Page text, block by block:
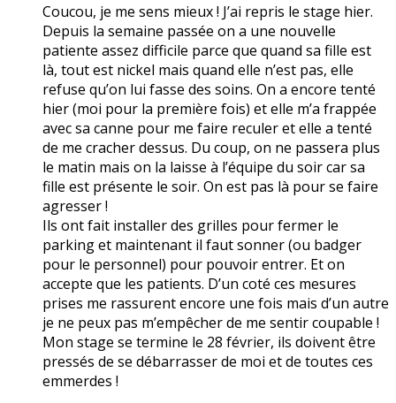
Coucou, je me sens mieux ! J’ai repris le stage hier.
Depuis la semaine passée on a une nouvelle
patiente assez difficile parce que quand sa fille est
là, tout est nickel mais quand elle n’est pas, elle
refuse qu’on lui fasse des soins. On a encore tenté
hier (moi pour la première fois) et elle m’a frappée
avec sa canne pour me faire reculer et elle a tenté
de me cracher dessus. Du coup, on ne passera plus
le matin mais on la laisse à l’équipe du soir car sa
fille est présente le soir. On est pas là pour se faire
agresser !
Ils ont fait installer des grilles pour fermer le
parking et maintenant il faut sonner (ou badger
pour le personnel) pour pouvoir entrer. Et on
accepte que les patients. D’un coté ces mesures
prises me rassurent encore une fois mais d’un autre
je ne peux pas m’empêcher de me sentir coupable !
Mon stage se termine le 28 février, ils doivent être
pressés de se débarrasser de moi et de toutes ces
emmerdes !